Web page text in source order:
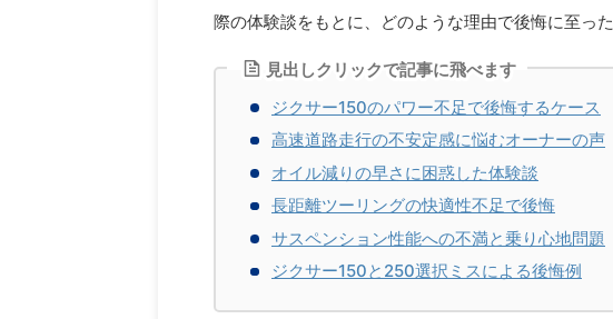
際の体験談をもとに、どのような理由で後悔に至っ
見出しクリックで記事に飛べます
ジクサー150のパワー不足で後悔するケース
高速道路走行の不安定感に悩むオーナーの声
オイル減りの早さに困惑した体験談
長距離ツーリングの快適性不足で後悔
サスペンション性能への不満と乗り心地問題
ジクサー150と250選択ミスによる後悔例